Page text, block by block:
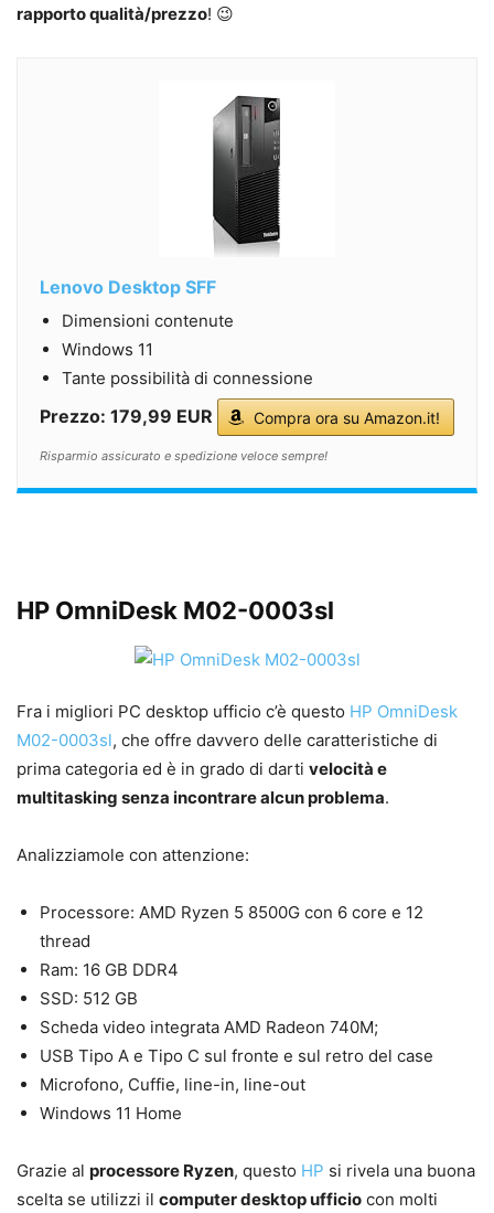
rapporto qualità/prezzo! 😉
Lenovo Desktop SFF
Dimensioni contenute
Windows 11
Tante possibilità di connessione
Prezzo: 179,99 EUR Compra ora su Amazon.it!
Risparmio assicurato e spedizione veloce sempre!
HP OmniDesk M02-0003sl
Fra i migliori PC desktop ufficio c’è questo HP OmniDesk
M02-0003sl, che offre davvero delle caratteristiche di
prima categoria ed è in grado di darti velocità e
multitasking senza incontrare alcun problema.
Analizziamole con attenzione:
Processore: AMD Ryzen 5 8500G con 6 core e 12
thread
Ram: 16 GB DDR4
SSD: 512 GB
Scheda video integrata AMD Radeon 740M;
USB Tipo A e Tipo C sul fronte e sul retro del case
Microfono, Cuffie, line-in, line-out
Windows 11 Home
Grazie al processore Ryzen, questo HP si rivela una buona
scelta se utilizzi il computer desktop ufficio con molti